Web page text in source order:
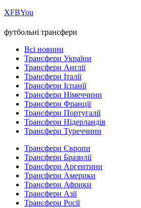
ХFBYou
футбольні трансфери
Всі новини
Трансфери України
Трансфери Англії
Трансфери Італії
Трансфери Іспанії
Трансфери Німеччини
Трансфери Франції
Трансфери Португалії
Трансфери Нідерландів
Трансфери Туреччини
Трансфери Європи
Трансфери Бразилії
Трансфери Аргентини
Трансфери Америки
Трансфери Африки
Трансфери Азії
Трансфери Росії